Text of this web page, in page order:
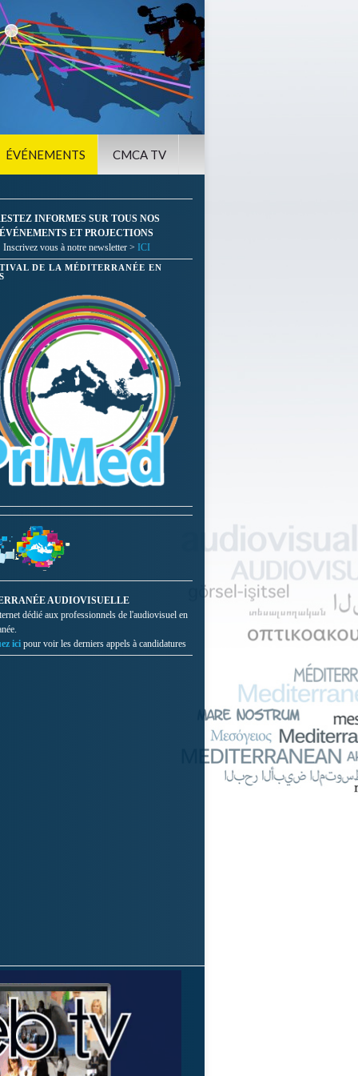
ÉVÉNEMENTS CMCA TV
INFORMES SUR TOUS NOS
ÉVÉNEMENTS ET PROJECTIONS
Inscrivez vous à notre newsletter > ICI
DE LA MÉDITERRANÉE EN
AUDIOVISUELLE
dédié aux professionnels de l'audiovisuel en
ici pour voir les derniers appels à candidatures